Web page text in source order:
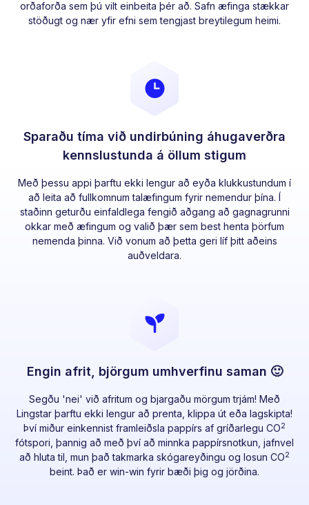
orðaforða sem þú vilt einbeita þér að. Safn æfinga stækkar
stöðugt og nær yfir efni sem tengjast breytilegum heimi.
Sparaðu tíma við undirbúning áhugaverðra
kennslustunda á öllum stigum
Með þessu appi þarftu ekki lengur að eyða klukkustundum í
að leita að fullkomnum talæfingum fyrir nemendur þína. Í
staðinn geturðu einfaldlega fengið aðgang að gagnagrunni
okkar með æfingum og valið þær sem best henta þörfum
nemenda þinna. Við vonum að þetta geri líf þitt aðeins
auðveldara.
Engin afrit, björgum umhverfinu saman 🙂
Segðu 'nei' við afritum og bjargaðu mörgum trjám! Með
Lingstar þarftu ekki lengur að prenta, klippa út eða lagskipta!
Því miður einkennist framleiðsla pappírs af gríðarlegu CO2
fótspori, þannig að með því að minnka pappírsnotkun, jafnvel
að hluta til, mun það takmarka skógareyðingu og losun CO2
beint. Það er win-win fyrir bæði þig og jörðina.